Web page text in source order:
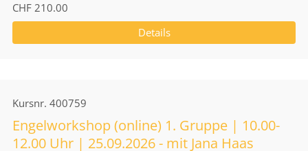
CHF 210.00
Details
Kursnr. 400759
Engelworkshop (online) 1. Gruppe | 10.00-
12.00 Uhr | 25.09.2026 - mit Jana Haas